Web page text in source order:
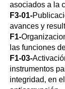
asociados a la
F3-01-
avances y
F1-
las funciones
F1-03-
instrumentos
integridad, en